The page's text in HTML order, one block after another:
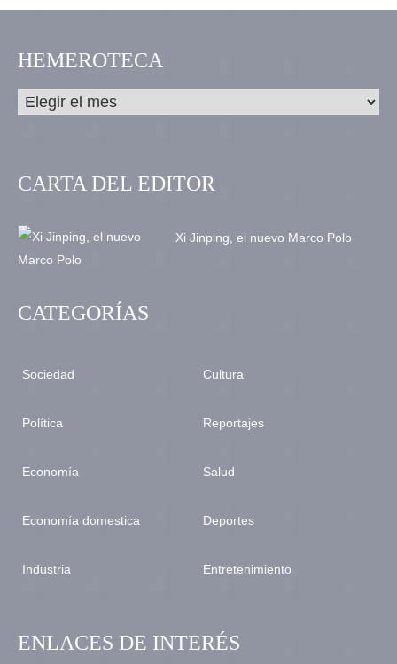
HEMEROTECA
CARTA DEL EDITOR
Xi Jinping, el nuevo Marco Polo
CATEGORÍAS
Sociedad
Política
Economía
Economía domestica
Industria
Cultura
Reportajes
Salud
Deportes
Entretenimiento
ENLACES DE INTERÉS